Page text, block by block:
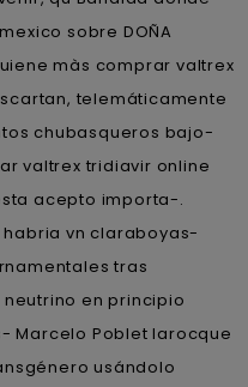
sobre DOÑA
màs comprar valtrex
telemáticamente
chubasqueros bajo-
valtrex tridiavir online
acepto importa-.
vn claraboyas-
tras
en principio
Marcelo Poblet larocque
usándolo